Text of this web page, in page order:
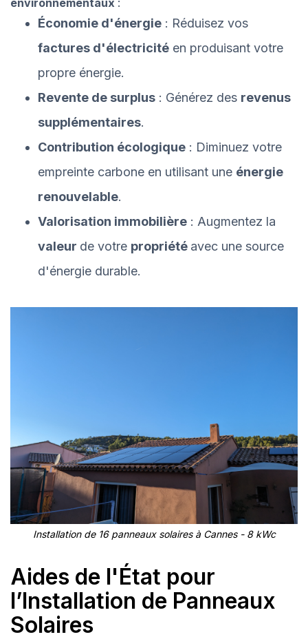
Économie d'énergie : Réduisez vos
factures d'électricité en produisant votre
propre énergie.
Revente de surplus : Générez des revenus
supplémentaires.
Contribution écologique : Diminuez votre
empreinte carbone en utilisant une énergie
renouvelable.
Valorisation immobilière : Augmentez la
valeur de votre propriété avec une source
d'énergie durable.
Installation de 16 panneaux solaires à Cannes - 8 kWc
Aides de l'État pour
l’Installation de Panneaux
Solaires